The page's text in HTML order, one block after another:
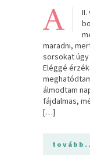
A
II.
maradni,
sorsokat úgy
Eléggé
álmodtam
fájdalmas,
[…]